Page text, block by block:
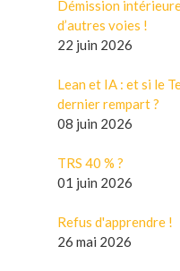
Démission
d’autres voies !
22 juin 2026
Lean et IA : et si le
dernier rempart ?
08 juin 2026
TRS 40 % ?
01 juin 2026
Refus d'apprendre !
26 mai 2026